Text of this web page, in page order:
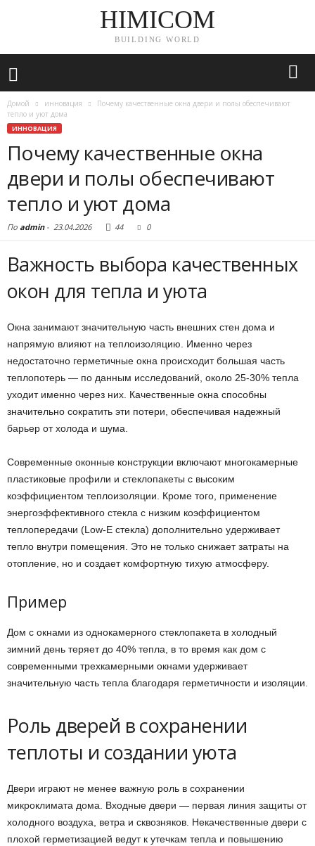
HIMICOM
BUILDING WORLD
Домой инновация
Почему качественные окна двери и полы обеспечивают
тепло и уют дома
ИННОВАЦИЯ
Почему качественные окна
двери и полы обеспечивают
тепло и уют дома
По admin- 23.04.2026 44 0
Важность выбора качественных
окон для тепла и уюта
Окна занимают значительную часть внешних стен дома и
напрямую влияют на теплоизоляцию. Именно через
недостаточно герметичные окна происходит большая часть
теплопотерь — по данным исследований, около 25-30% тепла
уходит именно через них. Качественные окна способны
значительно сократить эти потери, обеспечивая надежный
барьер от холода и шума.
Современные оконные конструкции включают многокамерные
пластиковые профили и стеклопакеты с высоким
коэффициентом теплоизоляции. Кроме того, применение
энергоэффективного стекла с низким коэффициентом
теплопередачи (Low-E стекла) дополнительно удерживает
тепло внутри помещения. Это не только снижает затраты на
отопление, но и создает комфортную тихую атмосферу.
Пример
Дом с окнами из однокамерного стеклопакета в холодный
зимний день теряет до 40% тепла, в то время как дом с
современными трехкамерными окнами удерживает
значительную часть тепла благодаря герметичности и изоляции.
Роль дверей в сохранении
теплоты и создании уюта
Двери играют не менее важную роль в сохранении
микроклимата дома. Входные двери — первая линия защиты от
холодного воздуха, ветра и сквозняков. Некачественные двери с
плохой герметизацией ведут к утечкам тепла и повышению